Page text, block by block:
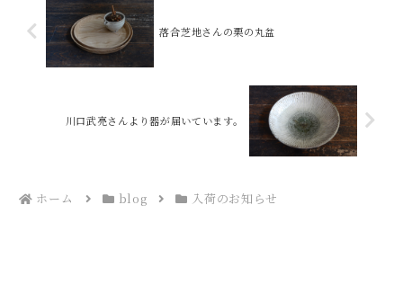
落合芝地さんの栗の丸盆
川口武亮さんより器が届いています。
ホーム blog 入荷のお知らせ